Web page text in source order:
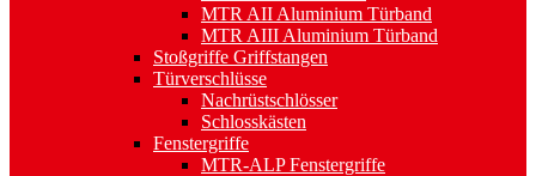
MTR AII Aluminium Türband
MTR AIII Aluminium Türband
Stoßgriffe Griffstangen
Türverschlüsse
Nachrüstschlösser
Schlosskästen
Fenstergriffe
MTR-ALP Fenstergriffe